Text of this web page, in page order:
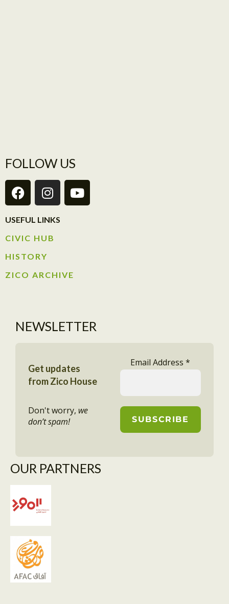
FOLLOW US
USEFUL LINKS
CIVIC HUB​
HISTORY​
ZICO ARCHIVE
NEWSLETTER
Get updates
from Zico House
Don't worry, we
don’t spam!
Email Address*
OUR PARTNERS